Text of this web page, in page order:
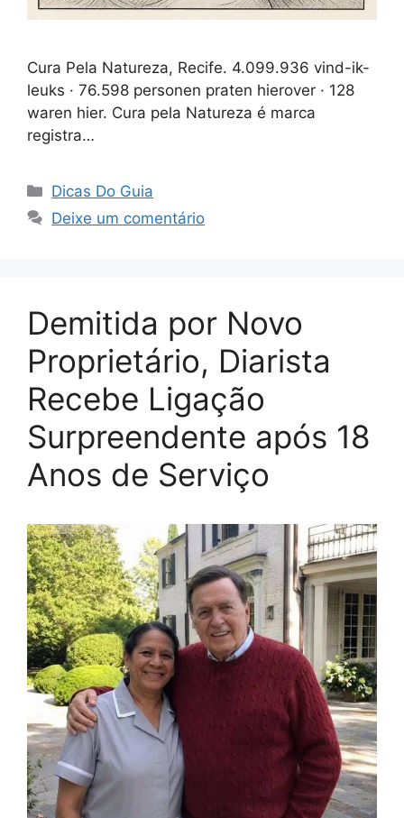
Cura Pela Natureza, Recife. 4.099.936 vind-ik-
leuks · 76.598 personen praten hierover · 128
waren hier. Cura pela Natureza é marca
registra…
Categorias
Dicas Do Guia
Deixe um comentário
Demitida por Novo
Proprietário, Diarista
Recebe Ligação
Surpreendente após 18
Anos de Serviço